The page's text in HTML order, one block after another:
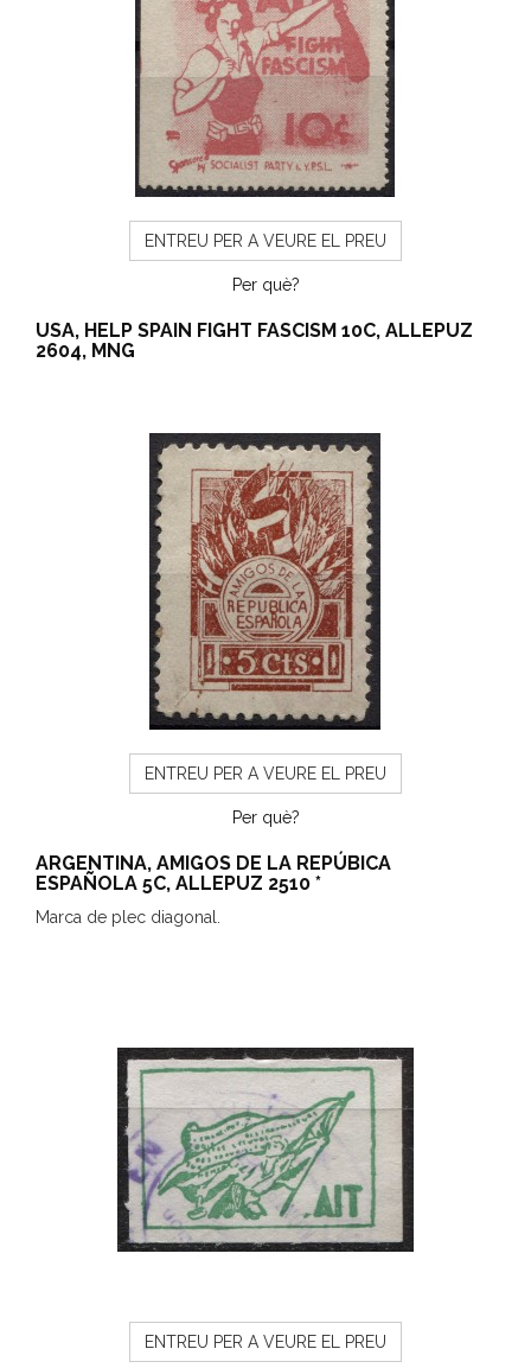
ENTREU PER A VEURE EL PREU
Per què?
USA, HELP SPAIN FIGHT FASCISM 10C, ALLEPUZ
2604, MNG
ENTREU PER A VEURE EL PREU
Per què?
ARGENTINA, AMIGOS DE LA REPÚBICA
ESPAÑOLA 5C, ALLEPUZ 2510 *
Marca de plec diagonal.
ENTREU PER A VEURE EL PREU